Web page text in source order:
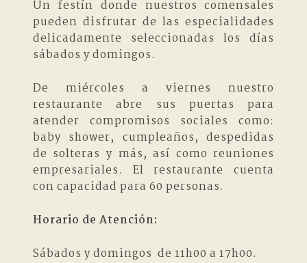
Un festín donde nuestros comensales
pueden disfrutar de las especialidades
delicadamente seleccionadas los días
sábados y domingos.
De miércoles a viernes nuestro
restaurante abre sus puertas para
atender compromisos sociales como:
baby shower, cumpleaños, despedidas
de solteras y más, así como reuniones
empresariales. El restaurante cuenta
con capacidad para 60 personas.
Horario de Atención:
Sábados y domingos de 11h00 a 17h00.